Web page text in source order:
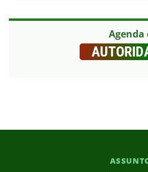
Agenda